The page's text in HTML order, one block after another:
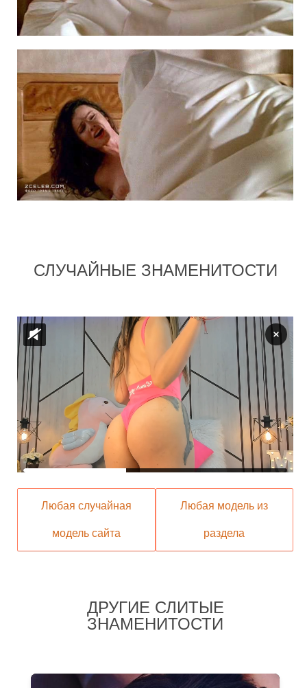
СЛУЧАЙНЫЕ ЗНАМЕНИТОСТИ
Любая случайная
модель сайта
Любая модель из
раздела
ДРУГИЕ СЛИТЫЕ
ЗНАМЕНИТОСТИ